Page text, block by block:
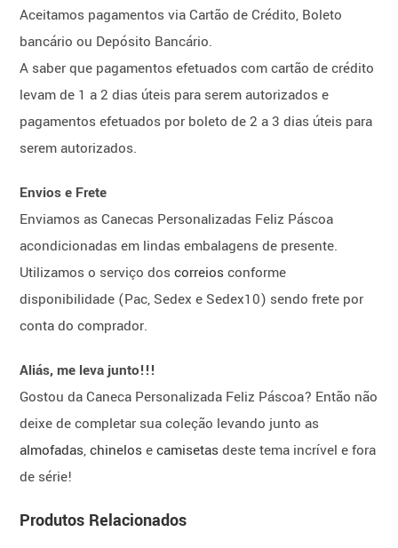
Aceitamos pagamentos via Cartão de Crédito, Boleto
bancário ou Depósito Bancário.
A saber que pagamentos efetuados com cartão de crédito
levam de 1 a 2 dias úteis para serem autorizados e
pagamentos efetuados por boleto de 2 a 3 dias úteis para
serem autorizados.
Envios e Frete
Enviamos as Canecas Personalizadas Feliz Páscoa
acondicionadas em lindas embalagens de presente.
Utilizamos o serviço doscorreiosconforme
disponibilidade (Pac, Sedex e Sedex10) sendo frete por
conta do comprador.
Aliás, me leva junto!!!
Gostou da Caneca Personalizada Feliz Páscoa? Então não
deixe de completar sua coleção levando junto as
almofadas,chinelosecamisetasdeste tema incrível e fora
de série!
Produtos Relacionados